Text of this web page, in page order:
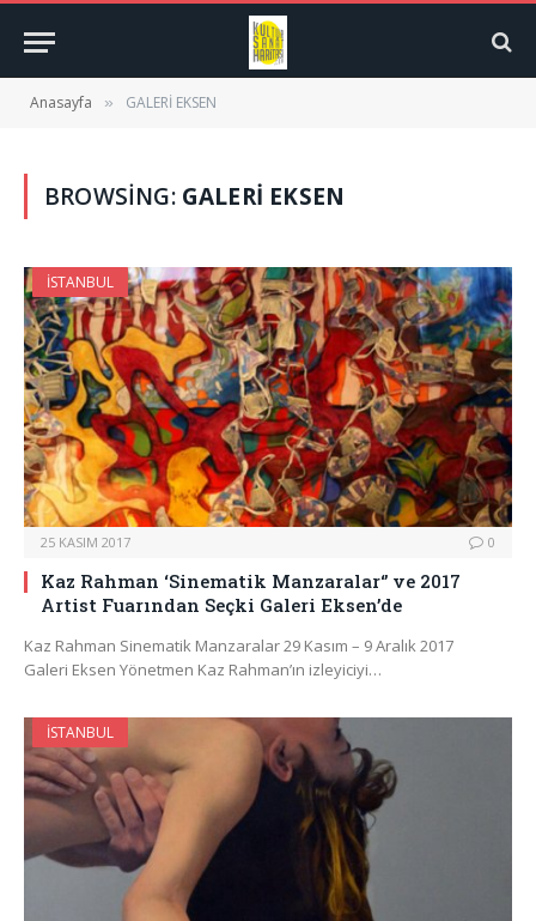
Anasayfa » GALERİ EKSEN
BROWSING: GALERİ EKSEN
İSTANBUL
25 KASIM 2017 0
Kaz Rahman ‘Sinematik Manzaralar‘’ ve 2017
Artist Fuarından Seçki Galeri Eksen’de
Kaz Rahman Sinematik Manzaralar 29 Kasım – 9 Aralık 2017
Galeri Eksen Yönetmen Kaz Rahman’ın izleyiciyi…
İSTANBUL